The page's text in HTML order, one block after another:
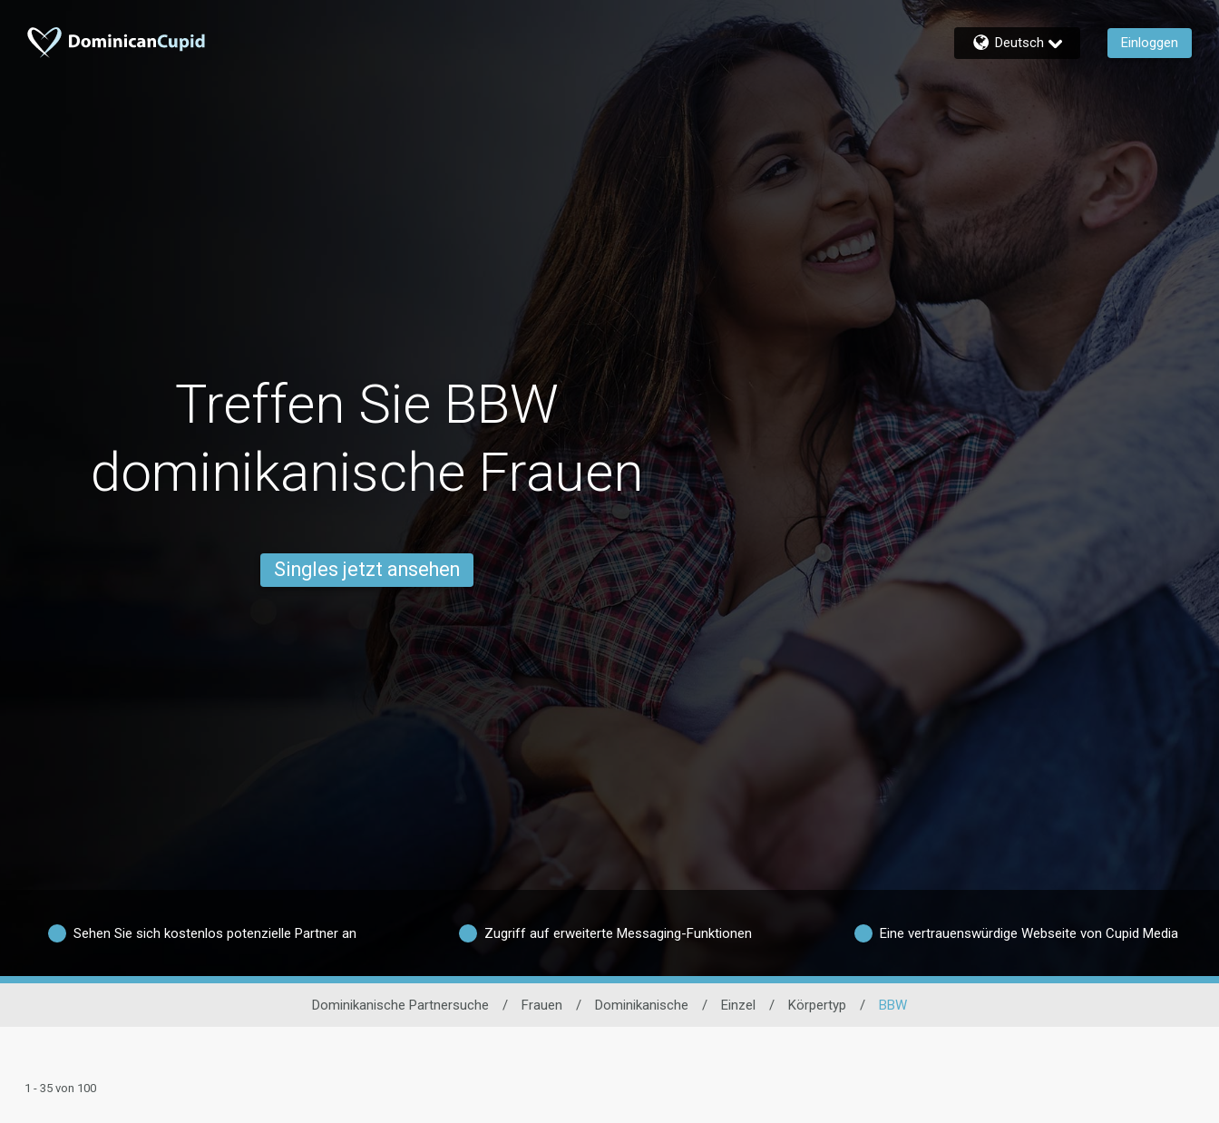
Deutsch Einloggen
Treffen Sie BBW
dominikanische Frauen
Singles jetzt ansehen
Sehen Sie sich kostenlos potenzielle Partner an Zugriff auf erweiterte Messaging-Funktionen Eine vertrauenswürdige Webseite von Cupid Media
Dominikanische Partnersuche / Frauen / Dominikanische / Einzel / Körpertyp / BBW
1 - 35 von 100